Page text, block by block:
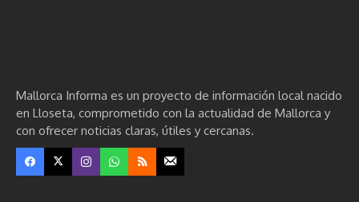
Mallorca Informa es un proyecto de información local nacido
en Lloseta, comprometido con la actualidad de Mallorca y
con ofrecer noticias claras, útiles y cercanas.